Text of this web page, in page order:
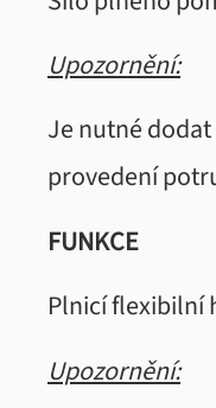
Upozornění:
Je nutné
provedení
FUNKCE
Plnicí flexibilní
Upozornění: